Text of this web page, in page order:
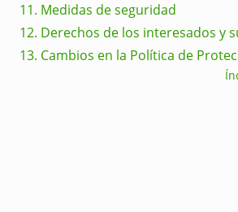
11. Medidas de seguridad
12. Derechos de los interesados y
13. Cambios en la Política de